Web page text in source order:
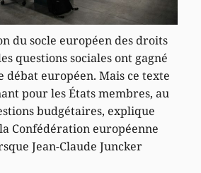
du socle européen des droits
questions sociales ont gagné
débat européen. Mais ce texte
pour les États membres, au
budgétaires, explique
Confédération européenne
Jean-Claude Juncker